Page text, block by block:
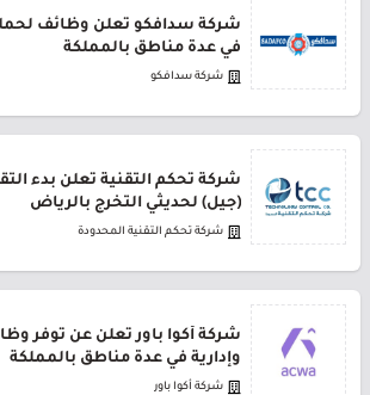
شركة سدافكو تعلن وظائف لحملة
في عدة مناطق بالمملكة
شركة سدافكو
شركة تحكم التقنية تعلن بدء
(جيل) لحديثي التخرج بالرياض
شركة تحكم التقنية المحدودة
شركة أكوا باور تعلن عن توفر
وإدارية في عدة مناطق بالمملكة
شركة أكوا باور